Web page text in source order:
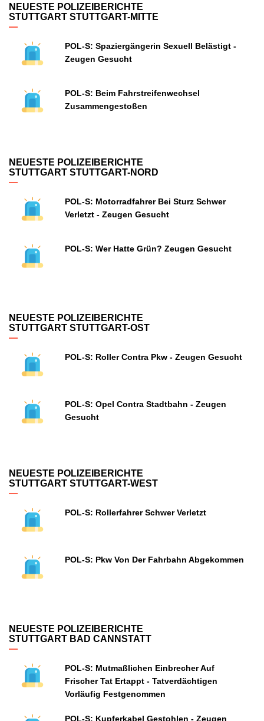
NEUESTE POLIZEIBERICHTE
STUTTGART STUTTGART-MITTE
POL-S: Spaziergängerin Sexuell Belästigt -
Zeugen Gesucht
POL-S: Beim Fahrstreifenwechsel
Zusammengestoßen
NEUESTE POLIZEIBERICHTE
STUTTGART STUTTGART-NORD
POL-S: Motorradfahrer Bei Sturz Schwer
Verletzt - Zeugen Gesucht
POL-S: Wer Hatte Grün? Zeugen Gesucht
NEUESTE POLIZEIBERICHTE
STUTTGART STUTTGART-OST
POL-S: Roller Contra Pkw - Zeugen Gesucht
POL-S: Opel Contra Stadtbahn - Zeugen
Gesucht
NEUESTE POLIZEIBERICHTE
STUTTGART STUTTGART-WEST
POL-S: Rollerfahrer Schwer Verletzt
POL-S: Pkw Von Der Fahrbahn Abgekommen
NEUESTE POLIZEIBERICHTE
STUTTGART BAD CANNSTATT
POL-S: Mutmaßlichen Einbrecher Auf
Frischer Tat Ertappt - Tatverdächtigen
Vorläufig Festgenommen
POL-S: Kupferkabel Gestohlen - Zeugen